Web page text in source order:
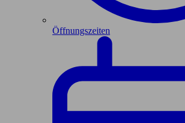
Öffnungszeiten